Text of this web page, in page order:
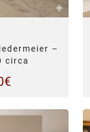
–
circa
€